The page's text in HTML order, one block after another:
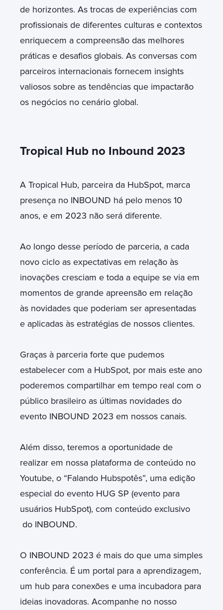
de horizontes. As trocas de experiências com
profissionais de diferentes culturas e contextos
enriquecem a compreensão das melhores
práticas e desafios globais. As conversas com
parceiros internacionais fornecem insights
valiosos sobre as tendências que impactarão
os negócios no cenário global.
Tropical Hub no Inbound 2023
A Tropical Hub, parceira da HubSpot, marca
presença no INBOUND há pelo menos 10
anos, e em 2023 não será diferente.
Ao longo desse período de parceria, a cada
novo ciclo as expectativas em relação às
inovações cresciam e toda a equipe se via em
momentos de grande apreensão em relação
às novidades que poderiam ser apresentadas
e aplicadas às estratégias de nossos clientes.
Graças à parceria forte que pudemos
estabelecer com a HubSpot, por mais este ano
poderemos compartilhar em tempo real com o
público brasileiro as últimas novidades do
evento INBOUND 2023 em nossos canais.
Além disso, teremos a oportunidade de
realizar em nossa plataforma de conteúdo no
Youtube, o “Falando Hubspotês”, uma edição
especial do evento HUG SP (evento para
usuários HubSpot), com conteúdo exclusivo
do INBOUND.
O INBOUND 2023 é mais do que uma simples
conferência. É um portal para a aprendizagem,
um hub para conexões e uma incubadora para
ideias inovadoras. Acompanhe no nosso